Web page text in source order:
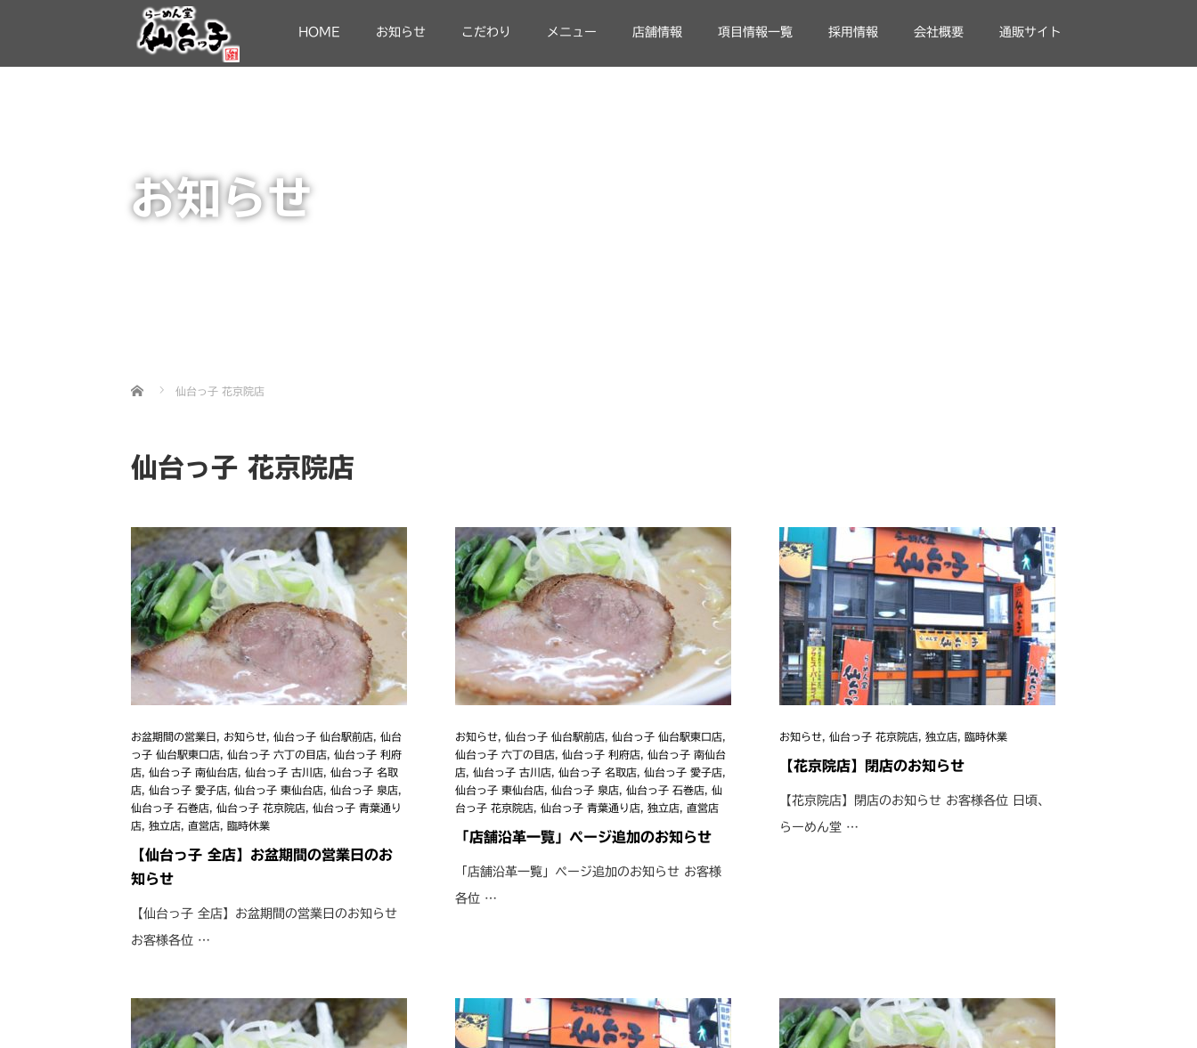
HOME お知らせ こだわり メニュー 店舗情報 項目情報一覧 採用情報 会社概要 通販サイト
お知らせ
Home 仙台っ子 花京院店
仙台っ子 花京院店
お盆期間の営業日 お知らせ 仙台っ子 仙台駅前店
仙台
っ子 仙台駅東口店
仙台っ子 六丁の目店
仙台っ子 利府
店
仙台っ子 南仙台店 仙台っ子 古川店
仙台っ子 名取
店
仙台っ子 愛子店 仙台っ子 東仙台店 仙台っ子 泉店
仙台っ子 石巻店
仙台っ子 花京院店
仙台っ子 青葉通り
店
独立店 直営店 臨時休業
【仙台っ子 全店】お盆期間の営業日のお
知らせ
【仙台っ子 全店】お盆期間の営業日のお知らせ
お客様各位 …
お知らせ, 仙台っ子 仙台駅前店, 仙台っ子 仙台駅東口店,
仙台っ子 六丁の目店, 仙台っ子 利府店, 仙台っ子 南仙台
店, 仙台っ子 古川店, 仙台っ子 名取店, 仙台っ子 愛子店,
仙台っ子 東仙台店, 仙台っ子 泉店, 仙台っ子 石巻店, 仙
台っ子 花京院店, 仙台っ子 青葉通り店, 独立店, 直営店
「店舗沿革一覧」ページ追加のお知らせ
「店舗沿革一覧」ページ追加のお知らせ お客様
各位 …
お知らせ, 仙台っ子 花京院店, 独立店, 臨時休業
【花京院店】閉店のお知らせ
【花京院店】閉店のお知らせ お客様各位 日頃、
らーめん堂 …